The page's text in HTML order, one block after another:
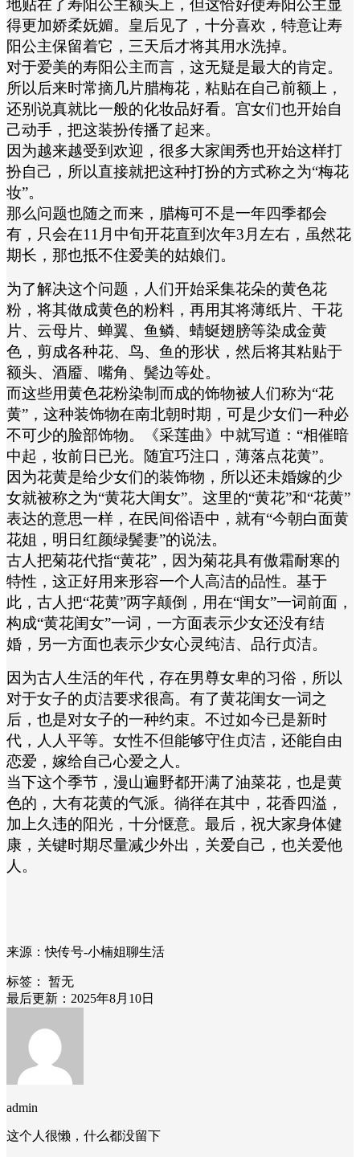
地贴在了寿阳公主额头上，但这恰好使寿阳公主显
得更加娇柔妩媚。皇后见了，十分喜欢，特意让寿
阳公主保留着它，三天后才将其用水洗掉。
对于爱美的寿阳公主而言，这无疑是最大的肯定。
所以后来时常摘几片腊梅花，粘贴在自己前额上，
还别说真就比一般的化妆品好看。宫女们也开始自
己动手，把这装扮传播了起来。
因为越来越受到欢迎，很多大家闺秀也开始这样打
扮自己，所以直接就把这种打扮的方式称之为“梅花
妆”。
那么问题也随之而来，腊梅可不是一年四季都会
有，只会在11月中旬开花直到次年3月左右，虽然花
期长，那也抵不住爱美的姑娘们。
为了解决这个问题，人们开始采集花朵的黄色花
粉，将其做成黄色的粉料，再用其将薄纸片、干花
片、云母片、蝉翼、鱼鳞、蜻蜒翅膀等染成金黄
色，剪成各种花、鸟、鱼的形状，然后将其粘贴于
额头、酒靥、嘴角、鬓边等处。
而这些用黄色花粉染制而成的饰物被人们称为“花
黄”，这种装饰物在南北朝时期，可是少女们一种必
不可少的脸部饰物。《采莲曲》中就写道：“相催暗
中起，妆前日已光。随宜巧注口，薄落点花黄”。
因为花黄是给少女们的装饰物，所以还未婚嫁的少
女就被称之为“黄花大闺女”。这里的“黄花”和“花黄”
表达的意思一样，在民间俗语中，就有“今朝白面黄
花姐，明日红颜绿鬓妻”的说法。
古人把菊花代指“黄花”，因为菊花具有傲霜耐寒的
特性，这正好用来形容一个人高洁的品性。基于
此，古人把“花黄”两字颠倒，用在“闺女”一词前面，
构成“黄花闺女”一词，一方面表示少女还没有结
婚，另一方面也表示少女心灵纯洁、品行贞洁。
因为古人生活的年代，存在男尊女卑的习俗，所以
对于女子的贞洁要求很高。有了黄花闺女一词之
后，也是对女子的一种约束。不过如今已是新时
代，人人平等。女性不但能够守住贞洁，还能自由
恋爱，嫁给自己心爱之人。
当下这个季节，漫山遍野都开满了油菜花，也是黄
色的，大有花黄的气派。徜徉在其中，花香四溢，
加上久违的阳光，十分惬意。最后，祝大家身体健
康，关键时期尽量减少外出，关爱自己，也关爱他
人。
来源：快传号-小楠姐聊生活
标签：
暂无
最后更新：2025年8月10日
admin
这个人很懒，什么都没留下